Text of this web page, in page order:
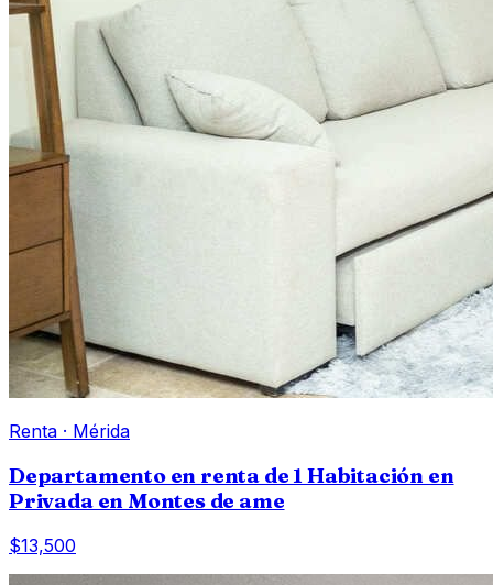
Renta · Mérida
Departamento en renta de 1 Habitación en
Privada en Montes de ame
$13,500